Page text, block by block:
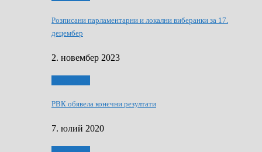
Розписани парламентарни и локални виберанки за 17.
децембер
2. новембер 2023
РВК обявела конєчни резултати
7. юлий 2020